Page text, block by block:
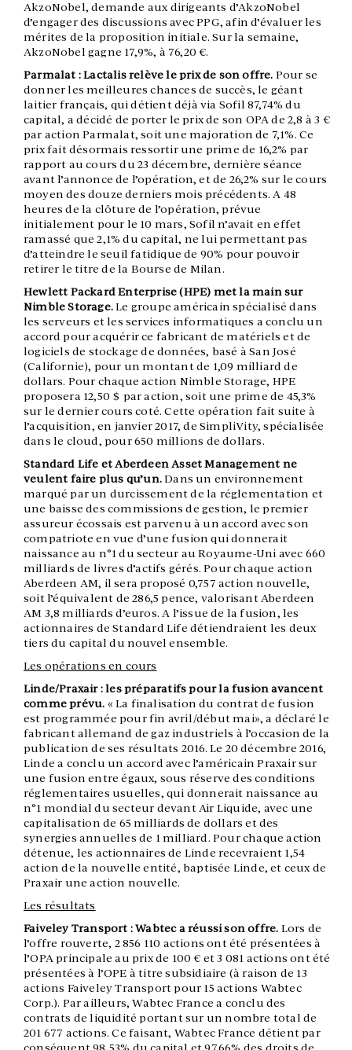
AkzoNobel, demande aux dirigeants d’AkzoNobel
d’engager des discussions avec PPG, afin d’évaluer les
mérites de la proposition initiale. Sur la semaine,
AkzoNobel gagne 17,9%, à 76,20 €.
Parmalat : Lactalis relève le prix de son offre. Pour se
donner les meilleures chances de succès, le géant
laitier français, qui détient déjà via Sofil 87,74% du
capital, a décidé de porter le prix de son OPA de 2,8 à 3 €
par action Parmalat, soit une majoration de 7,1%. Ce
prix fait désormais ressortir une prime de 16,2% par
rapport au cours du 23 décembre, dernière séance
avant l’annonce de l’opération, et de 26,2% sur le cours
moyen des douze derniers mois précédents. A 48
heures de la clôture de l’opération, prévue
initialement pour le 10 mars, Sofil n’avait en effet
ramassé que 2,1% du capital, ne lui permettant pas
d’atteindre le seuil fatidique de 90% pour pouvoir
retirer le titre de la Bourse de Milan.
Hewlett Packard Enterprise (HPE) met la main sur
Nimble Storage.Le groupe américain spécialisé dans
les serveurs et les services informatiques a conclu un
accord pour acquérir ce fabricant de matériels et de
logiciels de stockage de données, basé à San José
(Californie), pour un montant de 1,09 milliard de
dollars. Pour chaque action Nimble Storage, HPE
proposera 12,50 $ par action, soit une prime de 45,3%
sur le dernier cours coté. Cette opération fait suite à
l’acquisition, en janvier 2017, de SimpliVity, spécialisée
dans le cloud, pour 650 millions de dollars.
Standard Life et Aberdeen Asset Management ne
veulent faire plus qu’un.Dans un environnement
marqué par un durcissement de la réglementation et
une baisse des commissions de gestion, le premier
assureur écossais est parvenu à un accord avec son
compatriote en vue d’une fusion qui donnerait
naissance au n°1 du secteur au Royaume-Uni avec 660
milliards de livres d’actifs gérés. Pour chaque action
Aberdeen AM, il sera proposé 0,757 action nouvelle,
soit l’équivalent de 286,5 pence, valorisant Aberdeen
AM 3,8 milliards d’euros. A l’issue de la fusion, les
actionnaires de Standard Life détiendraient les deux
tiers du capital du nouvel ensemble.
Les opérations en cours
Linde/Praxair : les préparatifs pour la fusion avancent
comme prévu. « La finalisation du contrat de fusion
est programmée pour fin avril/début mai», a déclaré le
fabricant allemand de gaz industriels à l’occasion de la
publication de ses résultats 2016. Le 20 décembre 2016,
Linde a conclu un accord avec l’américain Praxair sur
une fusion entre égaux, sous réserve des conditions
réglementaires usuelles, qui donnerait naissance au
n°1 mondial du secteur devant Air Liquide, avec une
capitalisation de 65 milliards de dollars et des
synergies annuelles de 1 milliard. Pour chaque action
détenue, les actionnaires de Linde recevraient 1,54
action de la nouvelle entité, baptisée Linde, et ceux de
Praxair une action nouvelle.
Les résultats
Faiveley Transport : Wabtec a réussi son offre. Lors de
l’offre rouverte, 2 856 110 actions ont été présentées à
l’OPA principale au prix de 100 € et 3 081 actions ont été
présentées à l’OPE à titre subsidiaire (à raison de 13
actions Faiveley Transport pour 15 actions Wabtec
Corp.). Par ailleurs, Wabtec France a conclu des
contrats de liquidité portant sur un nombre total de
201 677 actions. Ce faisant, Wabtec France détient par